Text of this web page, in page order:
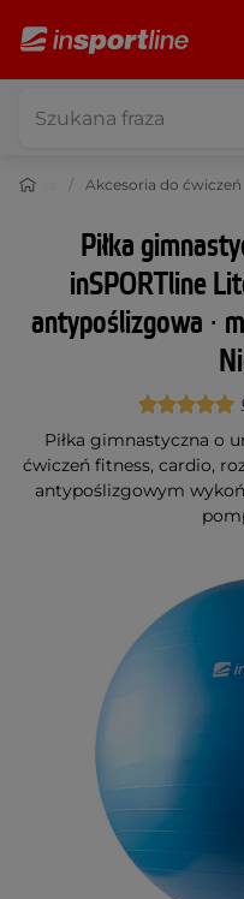
Fitness Akcesoria do ćwiczeń
Piłka
inSPORTline
antypoślizgowa ∙
Piłka gimnastyczna o
ćwiczeń fitness, cardio,
antypoślizgowym